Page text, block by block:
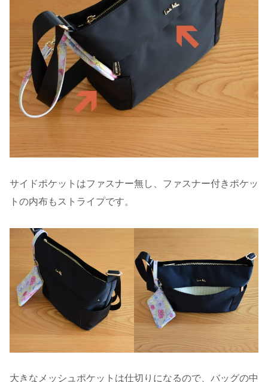
サイドポケットはファスナー無し、ファスナー付きポケッ
トの内布もストライプです。
大きなメッシュポケットは仕切りになるので、バッグの中